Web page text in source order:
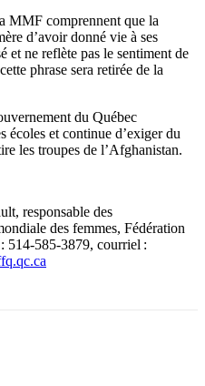
MMF comprennent que la
d’avoir donné vie à ses
et ne reflète pas le sentiment de
phrase sera retirée de la
du Québec
écoles et continue d’exiger du
les troupes de l’Afghanistan.
responsable des
des femmes, Fédération
514-585-3879, courriel :